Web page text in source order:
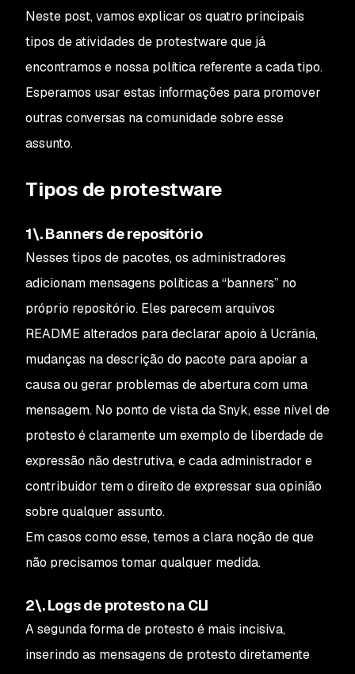
Neste post, vamos explicar os quatro principais
tipos de atividades de protestware que já
encontramos e nossa política referente a cada tipo.
Esperamos usar estas informações para promover
outras conversas na comunidade sobre esse
assunto.
Tipos de protestware
1\. Banners de repositório
Nesses tipos de pacotes, os administradores
adicionam mensagens políticas a “banners” no
próprio repositório. Eles parecem arquivos
README alterados para declarar apoio à Ucrânia,
mudanças na descrição do pacote para apoiar a
causa ou gerar problemas de abertura com uma
mensagem. No ponto de vista da Snyk, esse nível de
protesto é claramente um exemplo de liberdade de
expressão não destrutiva, e cada administrador e
contribuidor tem o direito de expressar sua opinião
sobre qualquer assunto.
Em casos como esse, temos a clara noção de que
não precisamos tomar qualquer medida.
2\. Logs de protesto na CLI
A segunda forma de protesto é mais incisiva,
inserindo as mensagens de protesto diretamente